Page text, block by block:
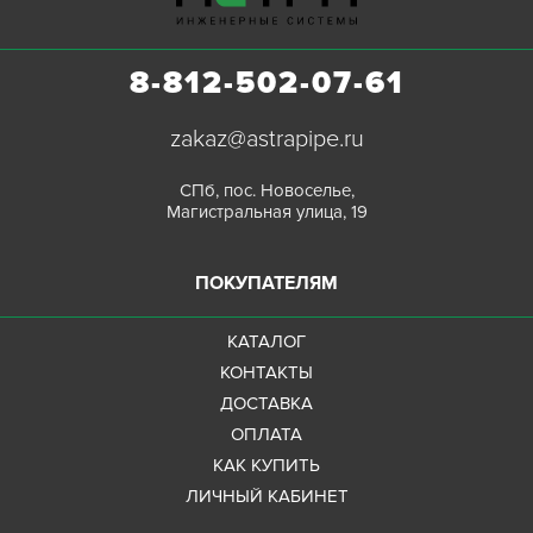
8-812-502-07-61
zakaz@astrapipe.ru
СПб, пос. Новоселье,
Магистральная улица, 19
ПОКУПАТЕЛЯМ
КАТАЛОГ
КОНТАКТЫ
ДОСТАВКА
ОПЛАТА
КАК КУПИТЬ
ЛИЧНЫЙ КАБИНЕТ